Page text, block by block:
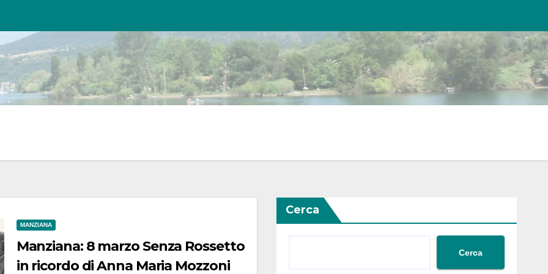
MANZIANA
Manziana: 8 marzo Senza Rossetto
in ricordo di Anna Maria Mozzoni
Cerca
Cerca